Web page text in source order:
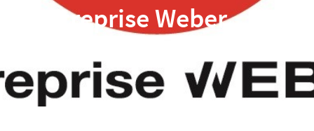
Entreprise Weber